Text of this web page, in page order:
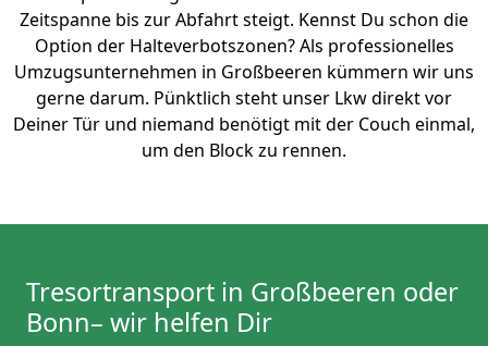
Zeitspanne bis zur Abfahrt steigt. Kennst Du schon die
Option der Halteverbotszonen? Als professionelles
Umzugsunternehmen in Großbeeren kümmern wir uns
gerne darum. Pünktlich steht unser Lkw direkt vor
Deiner Tür und niemand benötigt mit der Couch einmal,
um den Block zu rennen.
Tresortransport in Großbeeren oder
Bonn– wir helfen Dir